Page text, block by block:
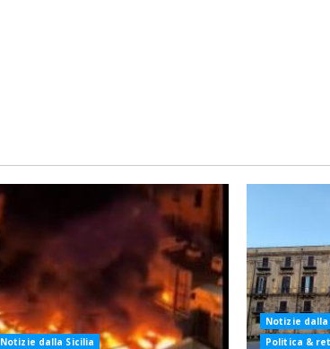
Notizie dalla Sicilia
Notizie dalla
Politica &